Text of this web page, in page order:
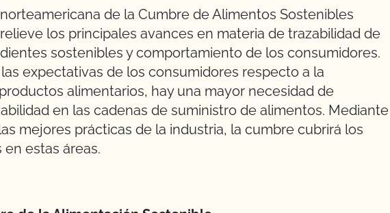
de la Cumbre de Alimentos Sostenibles
los principales avances en materia de trazabilidad de
sostenibles y comportamiento de los consumidores.
expectativas de los consumidores respecto a la
alimentarios, hay una mayor necesidad de
en las cadenas de suministro de alimentos. Mediante
mejores prácticas de la industria, la cumbre cubrirá los
estas áreas.